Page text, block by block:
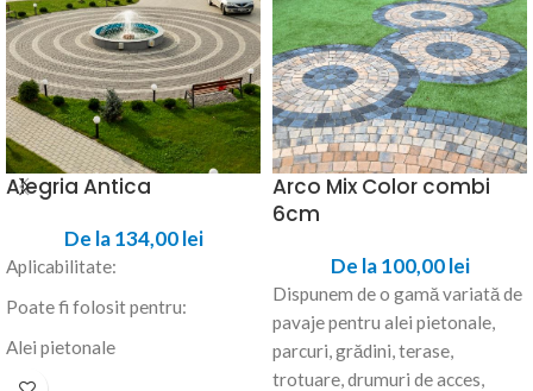
Alegria Antica
De la 134,00lei
Aplicabilitate:
Poate fi folosit pentru:
Alei pietonale
Arco Mix Color combi
6cm
De la 100,00lei
Dispunem de o gamă variată de
pavaje pentru alei pietonale,
parcuri, grădini, terase,
trotuare, drumuri de acces,